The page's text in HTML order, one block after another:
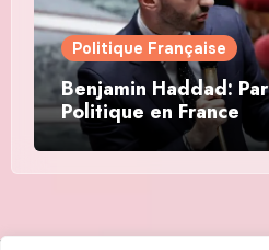
Politique Française
Benjamin Haddad:
Politique en France